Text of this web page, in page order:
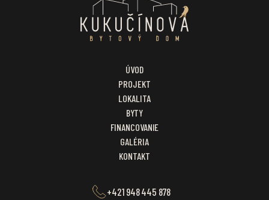
ÚVOD
PROJEKT
LOKALITA
BYTY
FINANCOVANIE
GALÉRIA
KONTAKT
+421 948 445 878